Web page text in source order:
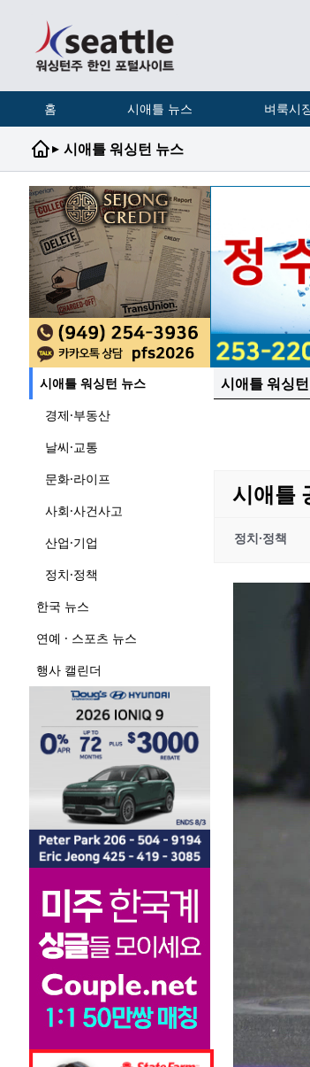
홈 시애틀 뉴스 벼룩시
▸ 시애틀 워싱턴 뉴스
시애틀 워싱턴 뉴스
경제·부동산
날씨·교통
문화·라이프
사회·사건사고
산업·기업
정치·정책
한국 뉴스
연예 · 스포츠 뉴스
행사 캘린더
시애틀 워싱
시애틀
정치·정책